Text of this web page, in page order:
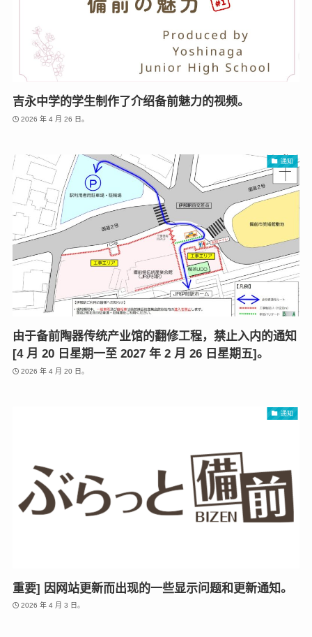
吉永中学的学生制作了介绍备前魅力的视频。
2026 年 4 月 26 日。
通知
由于备前陶器传统产业馆的翻修工程，禁止入内的通知
[4 月 20 日星期一至 2027 年 2 月 26 日星期五]。
2026 年 4 月 20 日。
通知
重要] 因网站更新而出现的一些显示问题和更新通知。
2026 年 4 月 3 日。